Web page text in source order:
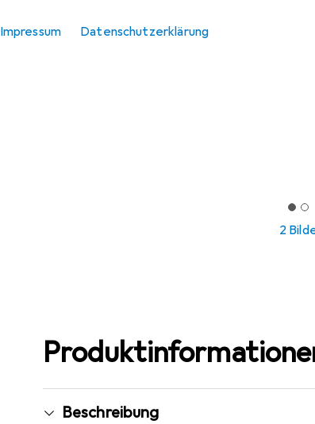
Impressum Datenschutzerklärung
2
Beschreibung